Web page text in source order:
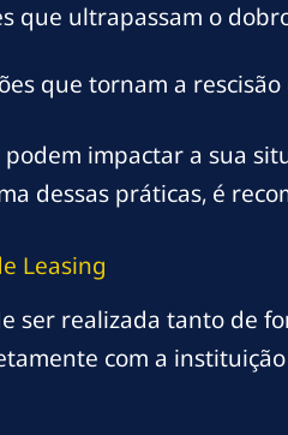
que ultrapassam o
que tornam a
impactar a sua
dessas práticas, é
Leasing
ser realizada tanto de
com a